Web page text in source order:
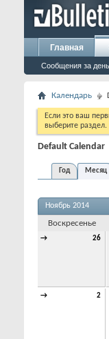
Главная
Сообщения за день
Календарь
Если это ваш
выберите раздел.
Default Calendar
Год Месяц
Ноябрь 2014
Воскресенье
→ 26
→ 2